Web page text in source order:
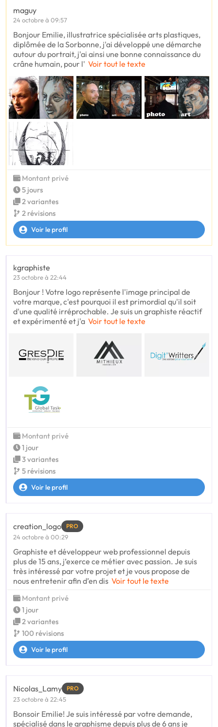
maguy
24 octobre à 09:57
Bonjour Emilie, illustratrice spécialisée arts plastiques,
diplômée de la Sorbonne, j'ai développé une démarche
autour du portrait, j'ai ainsi une bonne connaissance du
crâne humain, pour l' Voir tout le texte
Montant privé
5 jours
2 variantes
2 révisions
Voir le profil
kgraphiste
23 octobre à 22:44
Bonjour ! Votre logo représente l'image principal de
votre marque, c'est pourquoi il est primordial qu'il soit
d'une qualité irréprochable. Je suis un graphiste réactif
et expérimenté et j'a Voir tout le texte
Montant privé
1 jour
3 variantes
5 révisions
Voir le profil
creation_logo PRO
24 octobre à 00:29
Graphiste et développeur web professionnel depuis
plus de 15 ans, j’exerce ce métier avec passion. Je suis
très intéressé par votre projet et je vous propose de
nous entretenir afin d’en dis Voir tout le texte
Montant privé
1 jour
2 variantes
100 révisions
Voir le profil
Nicolas_Lamy PRO
23 octobre à 22:45
Bonsoir Emilie! Je suis intéressé par votre demande,
spécialisé dans le graphisme depuis plus de 6 ans je